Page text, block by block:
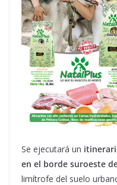
Se ejecutará un
en el borde suroeste
limítrofe del suelo